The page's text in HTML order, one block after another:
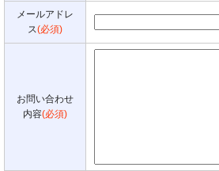
メールアドレ
ス(必須)
お問い合わせ
内容(必須)